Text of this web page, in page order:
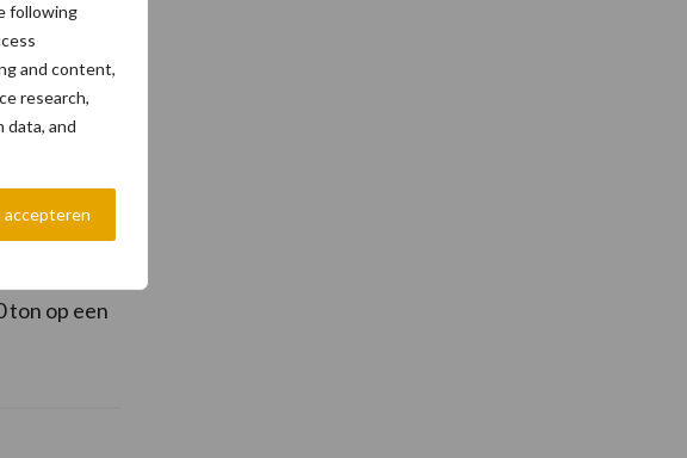
following
and content,
research,
data, and
accepteren
HCT
lagere
slijtage
HCT-
van
is
ton op een